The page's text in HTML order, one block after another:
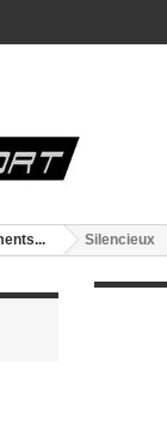
Silencieux